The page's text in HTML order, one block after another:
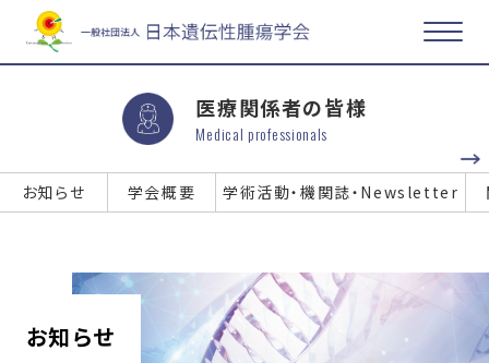
医療関係者の皆様
Medical professionals
お知らせ 学会概要 学術活動・機関誌・Newsletter
お知らせ